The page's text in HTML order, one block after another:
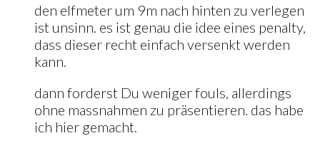
den elfmeter um 9m nach hinten zu verlegen
ist unsinn. es ist genau die idee eines penalty,
dass dieser recht einfach versenkt werden
kann.
dann forderst Du weniger fouls, allerdings
ohne massnahmen zu präsentieren. das habe
ich hier gemacht.